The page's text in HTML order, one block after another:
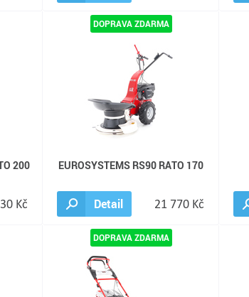
200
Kč
EUROSYSTEMS RS90 RATO 170
Detail 21 770 Kč